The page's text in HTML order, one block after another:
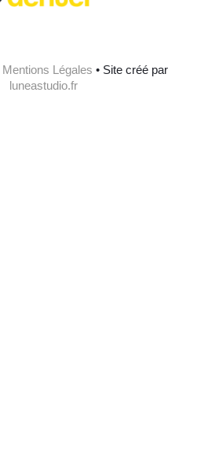
Mentions Légales • Site créé par
luneastudio.fr